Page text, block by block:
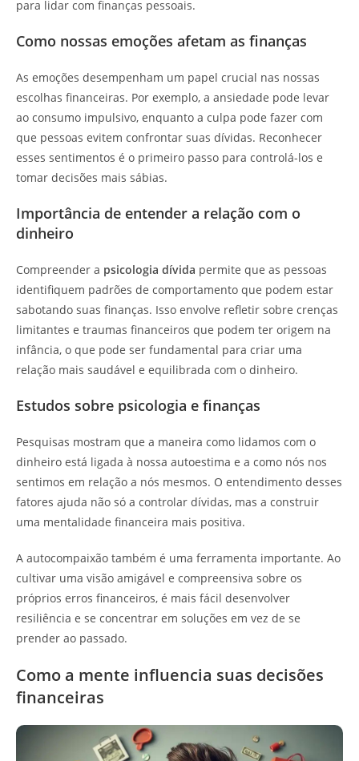
para lidar com finanças pessoais.
Como nossas emoções afetam as finanças
As emoções desempenham um papel crucial nas nossas
escolhas financeiras. Por exemplo, a ansiedade pode levar
ao consumo impulsivo, enquanto a culpa pode fazer com
que pessoas evitem confrontar suas dívidas. Reconhecer
esses sentimentos é o primeiro passo para controlá-los e
tomar decisões mais sábias.
Importância de entender a relação com o
dinheiro
Compreender a psicologia dívida permite que as pessoas
identifiquem padrões de comportamento que podem estar
sabotando suas finanças. Isso envolve refletir sobre crenças
limitantes e traumas financeiros que podem ter origem na
infância, o que pode ser fundamental para criar uma
relação mais saudável e equilibrada com o dinheiro.
Estudos sobre psicologia e finanças
Pesquisas mostram que a maneira como lidamos com o
dinheiro está ligada à nossa autoestima e a como nós nos
sentimos em relação a nós mesmos. O entendimento desses
fatores ajuda não só a controlar dívidas, mas a construir
uma mentalidade financeira mais positiva.
A autocompaixão também é uma ferramenta importante. Ao
cultivar uma visão amigável e compreensiva sobre os
próprios erros financeiros, é mais fácil desenvolver
resiliência e se concentrar em soluções em vez de se
prender ao passado.
Como a mente influencia suas decisões
financeiras